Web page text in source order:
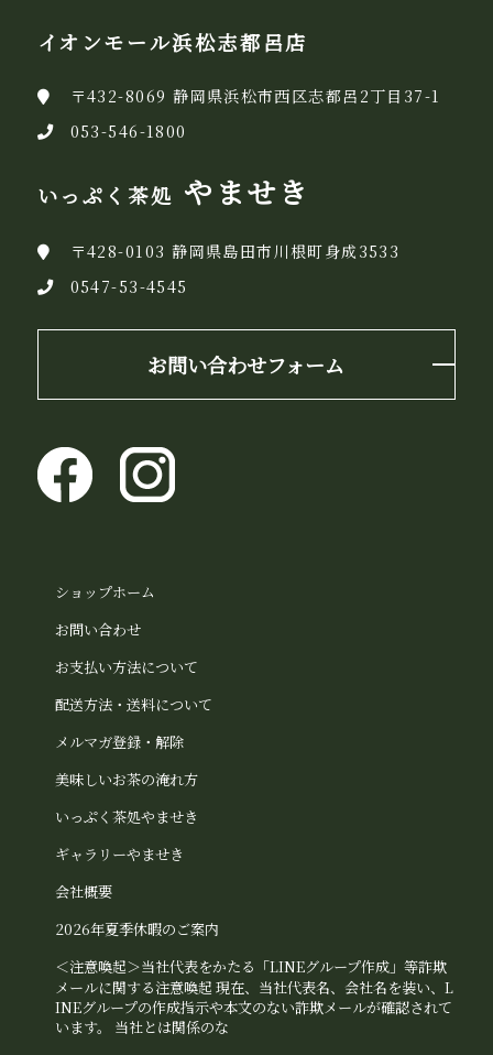
イオンモール浜松志都呂店
〒432-8069 静岡県浜松市西区志都呂2丁目37-1
053-546-1800
いっぷく茶処 やませき
〒428-0103 静岡県島田市川根町身成3533
0547-53-4545
お問い合わせフォーム
ショップホーム
お問い合わせ
お支払い方法について
配送方法・送料について
メルマガ登録・解除
美味しいお茶の淹れ方
いっぷく茶処やませき
ギャラリーやませき
会社概要
2026年夏季休暇のご案内
＜注意喚起＞当社代表をかたる「LINEグループ作成」等詐欺
メールに関する注意喚起 現在、当社代表名、会社名を装い、L
INEグループの作成指示や本文のない詐欺メールが確認されて
います。 当社とは関係のな